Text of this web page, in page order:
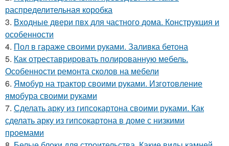
распределительная коробка
3. Входные двери пвх для частного дома. Конструкция и
особенности
4. Пол в гараже своими руками. Заливка бетона
5. Как отреставрировать полированную мебель.
Особенности ремонта сколов на мебели
6. Ямобур на трактор своими руками. Изготовление
ямобура своими руками
7. Сделать арку из гипсокартона своими руками. Как
сделать арку из гипсокартона в доме с низкими
проемами